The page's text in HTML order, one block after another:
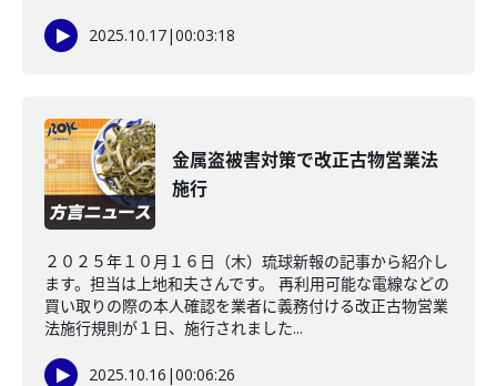
2025.10.17|00:03:18
金属盗被害対策で改正古物営業法
施行
２０２５年１０月１６日（木）琉球新報の記事から紹介し
ます。担当は上地和夫さんです。 再利用可能な電線などの
買い取りの際の本人確認を業者に義務付ける改正古物営業
法施行規則が１日、施行されました...
2025.10.16 |00:06:26